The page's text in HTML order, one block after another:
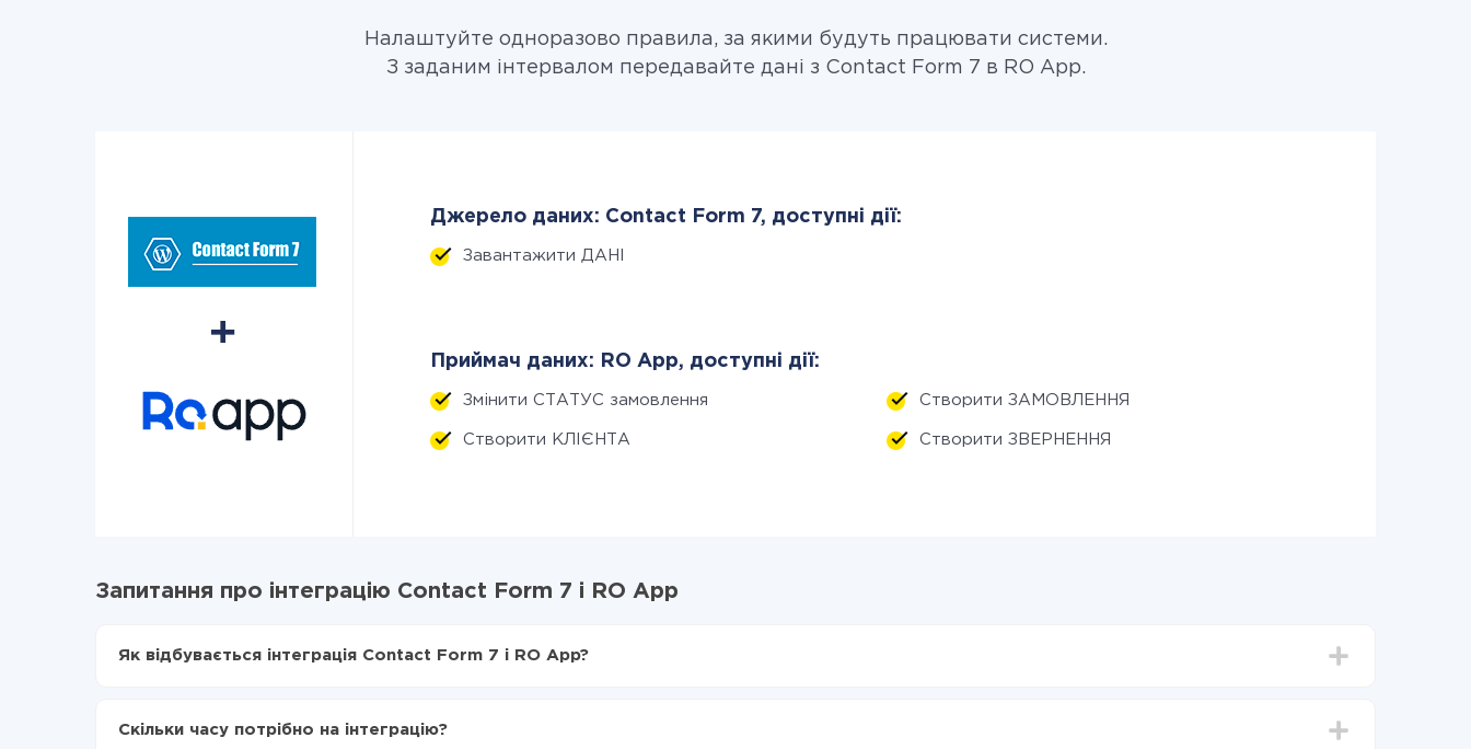
Налаштуйте одноразово правила, за якими будуть працювати системи.
З заданим інтервалом передавайте дані з Contact Form 7 в RO App.
Джерело даних: Contact Form 7, доступні дії:
Завантажити ДАНІ
Приймач даних: RO App, доступні дії:
Змінити СТАТУС замовлення Створити ЗАМОВЛЕННЯ
Створити КЛІЄНТА Створити ЗВЕРНЕННЯ
Запитання про інтеграцію Contact Form 7 і RO App
Як відбувається інтеграція Contact Form 7 і RO App?
Включаєте автооновлення
Скільки часу потрібно на інтеграцію?